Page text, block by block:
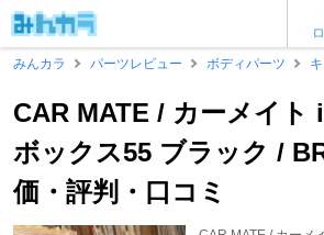
みんカラ
パーツレビュー ボディパーツ
CAR MATE / カーメイト
ボックス55 ブラック /
価・評判・口コミ